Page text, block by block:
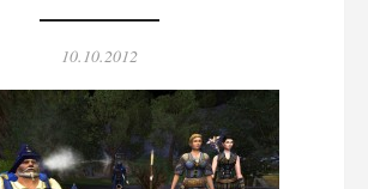
Опубликовано
10.10.2012